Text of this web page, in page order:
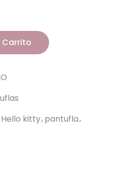
Carrito
Hello kitty pantufla